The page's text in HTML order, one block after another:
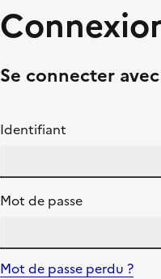
Se connecter
Identifiant
Mot de passe
Mot de passe perdu ?